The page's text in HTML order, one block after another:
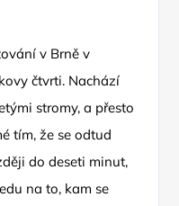
v Brně v
čtvrti. Nachází
stromy, a přesto
tím, že se odtud
do deseti minut,
na to, kam se